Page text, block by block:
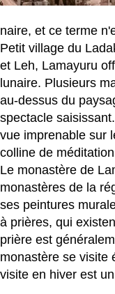
naire, et ce terme
Petit village du
et Leh, Lamayuru
lunaire. Plusieurs
au-dessus du
spectacle
vue imprenable sur
colline de
Le monastère de
monastères de la
ses peintures
à prières, qui
prière est
monastère se visite
visite en hiver est